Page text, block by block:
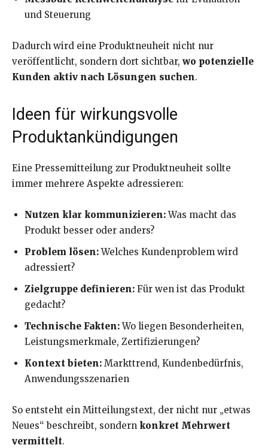
und Steuerung
Dadurch wird eine Produktneuheit nicht nur
veröffentlicht, sondern dort sichtbar, wo potenzielle
Kunden aktiv nach Lösungen suchen.
Ideen für wirkungsvolle
Produktankündigungen
Eine Pressemitteilung zur Produktneuheit sollte
immer mehrere Aspekte adressieren:
Nutzen klar kommunizieren:Was macht das
Produkt besser oder anders?
Problem lösen:Welches Kundenproblem wird
adressiert?
Zielgruppe definieren: Für wen ist das Produkt
gedacht?
Technische Fakten:Wo liegen Besonderheiten,
Leistungsmerkmale, Zertifizierungen?
Kontext bieten: Markttrend, Kundenbedürfnis,
Anwendungsszenarien
So entsteht ein Mitteilungstext, der nicht nur „etwas
Neues“ beschreibt, sondern konkret Mehrwert
vermittelt.